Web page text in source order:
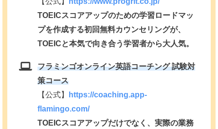
TOEICスコアアップのための学習ロードマッ
プを作成する初回無料カウンセリングが、
TOEICと本気で向き合う学習者から大人気。
フラミンゴオンライン英語コーチング 試験対
策コース
【公式】
https://coaching.app-
flamingo.com/
TOEICスコアアップだけでなく、実際の業務